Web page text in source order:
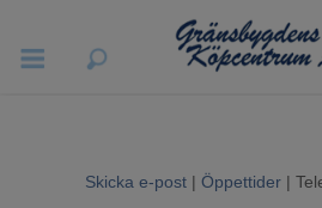
Sommarrea
Skicka e-post | Öppettider|